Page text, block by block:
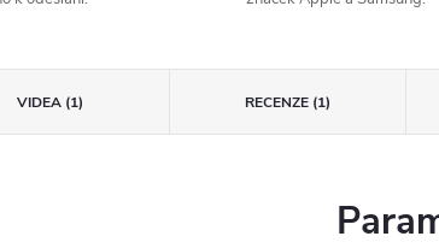
VIDEA (1) RECENZE (1)